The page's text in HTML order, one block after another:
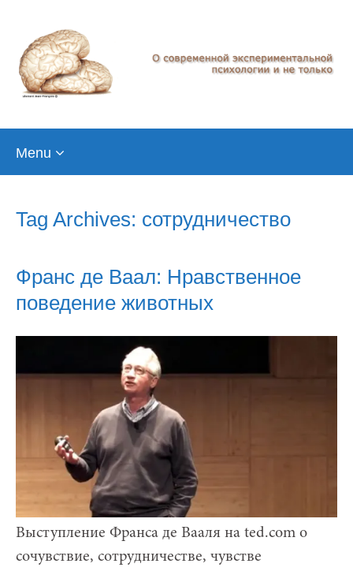
Menu
Tag Archives: сотрудничество
Франс де Ваал: Нравственное
поведение животных
Выступление Франса де Вааля на ted.com о
сочувствие, сотрудничестве, чувстве